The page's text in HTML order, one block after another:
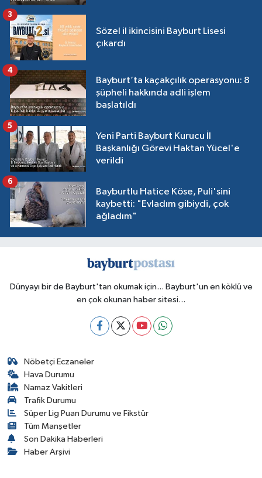
Sözel il ikincisini Bayburt Lisesi
çıkardı
3
Bayburt’ta kaçakçılık operasyonu: 8
şüpheli hakkında adli işlem
başlatıldı
4
Yeni Parti Bayburt Kurucu İl
Başkanlığı Görevi Haktan Yücel'e
verildi
5
Bayburtlu Hatice Köse, Puli'sini
kaybetti: "Evladım gibiydi, çok
ağladım"
6
Dünyayı bir de Bayburt'tan okumak için... Bayburt'un en köklü ve
en çok okunan haber sitesi...
Nöbetçi Eczaneler
Hava Durumu
Namaz Vakitleri
Trafik Durumu
Süper Lig Puan Durumu ve Fikstür
Tüm Manşetler
Son Dakika Haberleri
Haber Arşivi